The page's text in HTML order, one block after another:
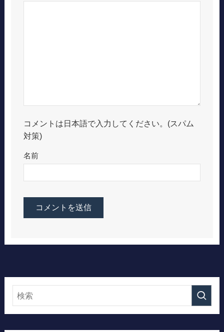
コメントは日本語で入力してください。(スパム
対策)
名前